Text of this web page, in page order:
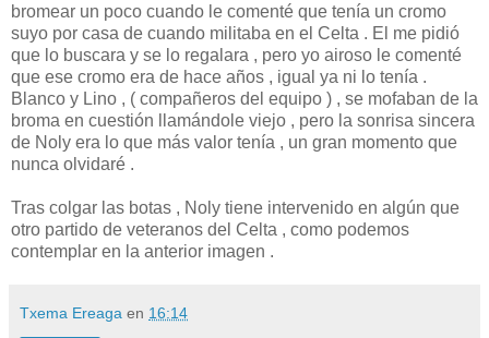
bromear un poco cuando le comenté que tenía un cromo
suyo por casa de cuando militaba en el Celta . El me pidió
que lo buscara y se lo regalara , pero yo airoso le comenté
que ese cromo era de hace años , igual ya ni lo tenía .
Blanco y Lino , ( compañeros del equipo ) , se mofaban de la
broma en cuestión llamándole viejo , pero la sonrisa sincera
de Noly era lo que más valor tenía , un gran momento que
nunca olvidaré .
Tras colgar las botas , Noly tiene intervenido en algún que
otro partido de veteranos del Celta , como podemos
contemplar en la anterior imagen .
Txema Ereaga en 16:14